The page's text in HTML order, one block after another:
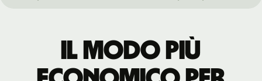
Il modo più